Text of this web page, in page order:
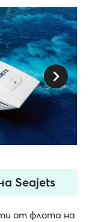
Seajets
от флота на